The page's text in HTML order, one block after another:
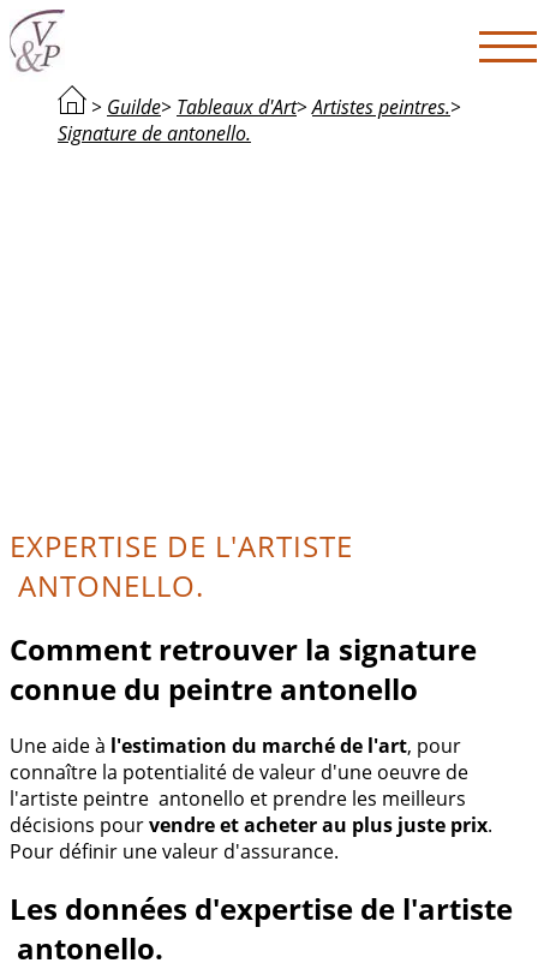
> Guilde> Tableaux d'Art>Artistes peintres.>
Signature de antonello.
EXPERTISE DE L'ARTISTE
ANTONELLO.
Comment retrouver la signature
connue du peintre antonello
Une aide à l'estimation du marché de l'art, pour
connaître la potentialité de valeur d'une oeuvre de
l'artiste peintre antonello et prendre les meilleurs
décisions pourvendre et acheter au plus juste prix.
Pour définir une valeur d'assurance.
Les données d'expertise de l'artiste
antonello.